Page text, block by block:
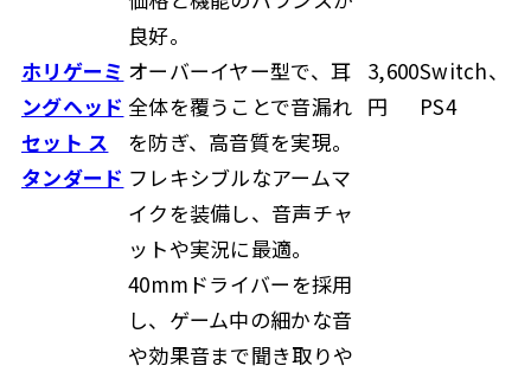
良好。
ホリゲーミ
ングヘッド
セット ス
タンダード
オーバーイヤー型で、耳
全体を覆うことで音漏れ
を防ぎ、高音質を実現。
フレキシブルなアームマ
イクを装備し、音声チャ
ットや実況に最適。
40mmドライバーを採用
し、ゲーム中の細かな音
や効果音まで聞き取りや
3,600
円
Switch、
PS4